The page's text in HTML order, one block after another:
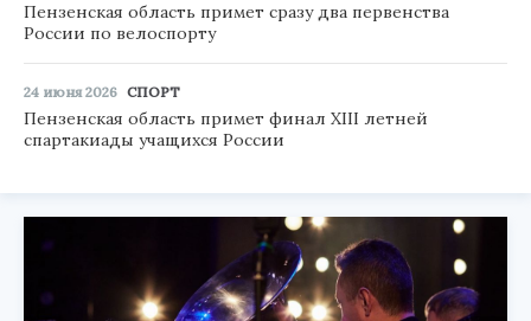
Пензенская область примет сразу два первенства
России по велоспорту
24 июня 2026 СПОРТ
Пензенская область примет финал XIII летней
спартакиады учащихся России